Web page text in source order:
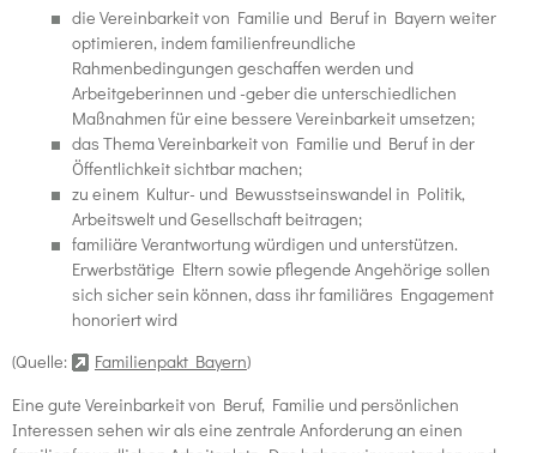
die Vereinbarkeit von Familie und Beruf in Bayern weiter
optimieren, indem familienfreundliche
Rahmenbedingungen geschaffen werden und
Arbeitgeberinnen und -geber die unterschiedlichen
Maßnahmen für eine bessere Vereinbarkeit umsetzen;
das Thema Vereinbarkeit von Familie und Beruf in der
Öffentlichkeit sichtbar machen;
zu einem Kultur- und Bewusstseinswandel in Politik,
Arbeitswelt und Gesellschaft beitragen;
familiäre Verantwortung würdigen und unterstützen.
Erwerbstätige Eltern sowie pflegende Angehörige sollen
sich sicher sein können, dass ihr familiäres Engagement
honoriert wird
(Quelle:
Familienpakt Bayern)
Eine gute Vereinbarkeit von Beruf, Familie und persönlichen
Interessen sehen wir als eine zentrale Anforderung an einen